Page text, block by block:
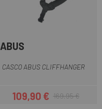
ABUS
CASCO ABUS CLIFFHANGER
Precio
109,90 €Precio regular
169,95 €